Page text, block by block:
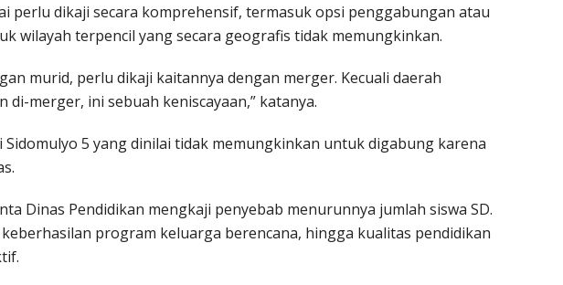
perlu dikaji secara komprehensif, termasuk opsi penggabungan atau
wilayah terpencil yang secara geografis tidak memungkinkan.
murid, perlu dikaji kaitannya dengan merger. Kecuali daerah
merger, ini sebuah keniscayaan,” katanya.
Sidomulyo 5 yang dinilai tidak memungkinkan untuk digabung karena
Dinas Pendidikan mengkaji penyebab menurunnya jumlah siswa SD.
program keluarga berencana, hingga kualitas pendidikan